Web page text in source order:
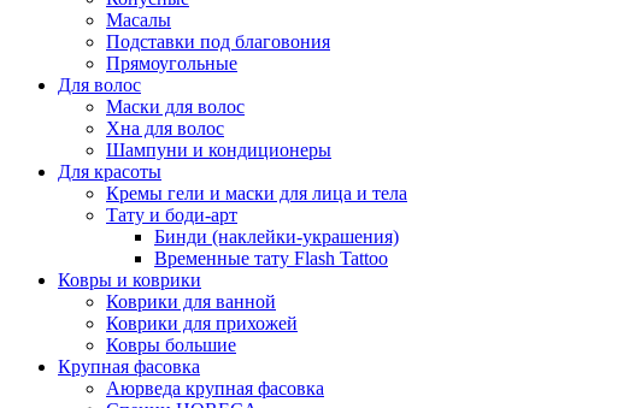
Масалы
Подставки под благовония
Прямоугольные
Для волос
Маски для волос
Хна для волос
Шампуни и кондиционеры
Для красоты
Кремы гели и маски для лица и тела
Тату и боди-арт
Бинди (наклейки-украшения)
Временные тату Flash Tattoo
Ковры и коврики
Коврики для ванной
Коврики для прихожей
Ковры большие
Крупная фасовка
Аюрведа крупная фасовка